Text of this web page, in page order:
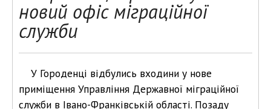
новий офіс міграційної
служби
У Городенці відбулись входини у нове
приміщення Управління Державної міграційної
служби в Івано-Франківській області. Позаду